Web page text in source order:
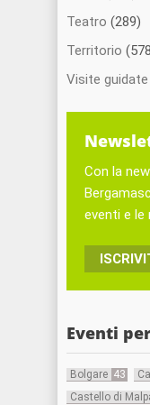
Teatro (289)
Territorio
Visite guidate
Con la
eventi e le
Eventi
Bolgare 43
Castello di